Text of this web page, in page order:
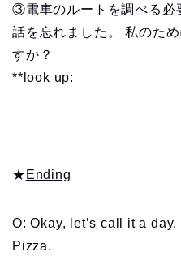
③電車のルートを調べる必
話を忘れました。 私のた
すか？
**look up:
★ Ending
O: Okay, let’s call it a
Pizza.